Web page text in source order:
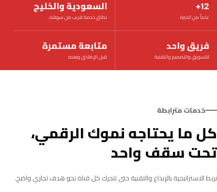
12+
عاماً من الخبرة
السعودية والخليج
نطاق خدمة قريب من سوقك
فريق واحد
للتسويق والتصميم والتقنية
متابعة مستمرة
قبل الإطلاق وبعده
خدمات مترابطة
كل ما يحتاجه نموك الرقمي،
تحت سقف واحد
نربط الاستراتيجية بالإبداع والتقنية حتى تتحرك كل قناة نحو هدف تجاري واضح.